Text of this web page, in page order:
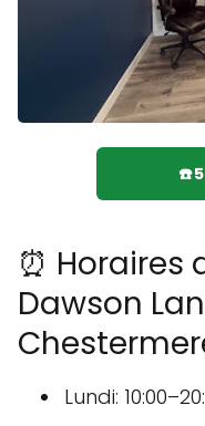
⏰ Horaires
Dawson
Lundi: